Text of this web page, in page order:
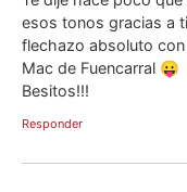
esos tonos gracias a
flechazo absoluto con
Mac de Fuencarral 😛
Besitos!!!
Responder